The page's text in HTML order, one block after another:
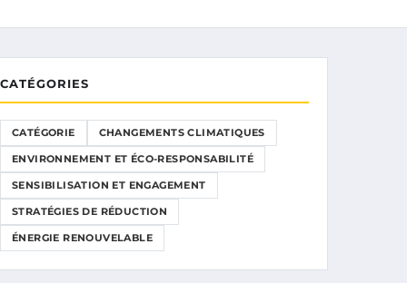
CATÉGORIES
CATÉGORIE CHANGEMENTS CLIMATIQUES
ENVIRONNEMENT ET ÉCO-RESPONSABILITÉ
SENSIBILISATION ET ENGAGEMENT
STRATÉGIES DE RÉDUCTION
ÉNERGIE RENOUVELABLE